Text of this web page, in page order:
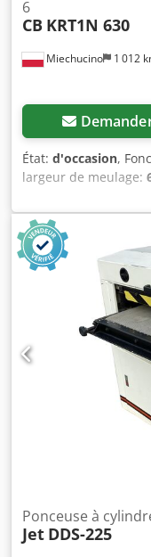
Miechucino 1 012
6
CB KRT1N 630
État: d'occasion,
largeur de meulage:
, type de
italienne - ponceuse
TECHNIQUES : -
mm - hauteur
unité : - rouleau en
sabot + 1 rouleau
caoutchouc
sortie en
caoutchouc
Ip Eko Torf -
photoélectriques - 2
6 kW - frein
pression de service
d'aspiration : 150
1320 x 1900 mm -
Ponceuse à
Jet DDS-225